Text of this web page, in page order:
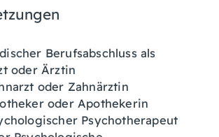
Berufsabschluss als
oder Ärztin
oder Zahnärztin
oder Apothekerin
Psychotherapeut